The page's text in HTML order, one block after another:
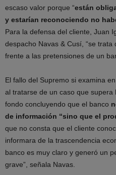
escaso valor porque “están
y estarían reconociendo no
Para la defensa del cliente, Juan
despacho Navas & Cusí, “se
frente a las pretensiones de un
El fallo del Supremo si examina
al tratarse de un caso que supera
fondo concluyendo que el banco
de información “sino que el
que no consta que el cliente
informara de la trascendencia
banco es muy claro y generó un
grave”, señala Navas.